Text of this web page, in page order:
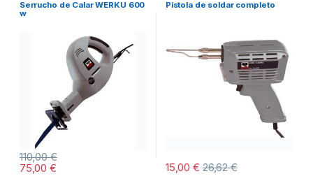
Serrucho de Calar WERKU 600
w
75,00€
110,00€
Pistola de soldar completo
15,00€ 26,62€